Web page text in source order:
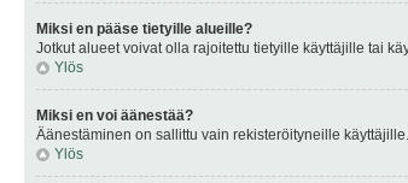
Miksi en pääse tietyille alueille?
Jotkut alueet voivat olla rajoitettu tietyille käyttäjille tai
Ylös
Miksi en voi äänestää?
Äänestäminen on sallittu vain rekisteröityneille
Ylös